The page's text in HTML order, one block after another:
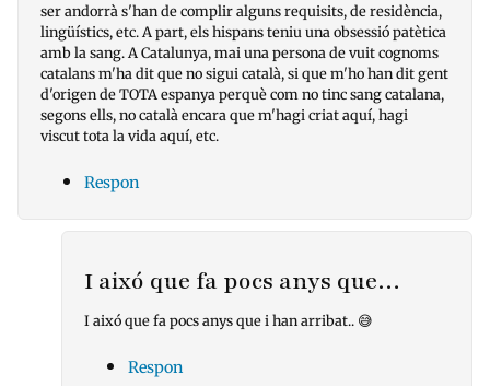
ser andorrà s'han de complir alguns requisits, de residència,
lingüístics, etc. A part, els hispans teniu una obsessió patètica
amb la sang. A Catalunya, mai una persona de vuit cognoms
catalans m'ha dit que no sigui català, si que m'ho han dit gent
d'origen de TOTA espanya perquè com no tinc sang catalana,
segons ells, no català encara que m'hagi criat aquí, hagi
viscut tota la vida aquí, etc.
Respon
I aixó que fa pocs anys que…
I aixó que fa pocs anys que i han arribat.. 😅
Respon